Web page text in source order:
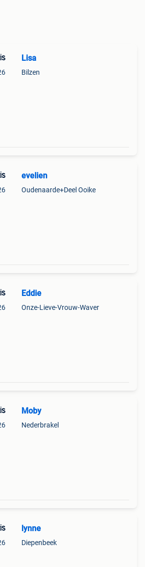
Lisa
Bilzen
evelien
Oudenaarde+Deel Ooike
Eddie
Onze-Lieve-Vrouw-Waver
Moby
Nederbrakel
lynne
Diepenbeek